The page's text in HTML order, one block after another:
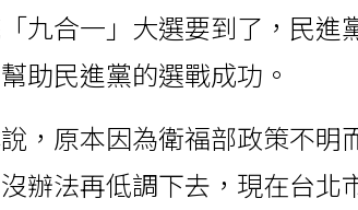
九合一」大選要到了，民進
助民進黨的選戰成功。
，原本因為衛福部政策不明
辦法再低調下去，現在台北